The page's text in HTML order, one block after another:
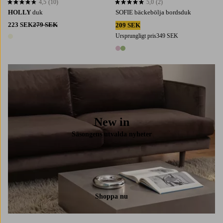
HOLLY duk
223 SEK279 SEK
4,5 baserat på 10 st betyg
4,5 (10)
SOFIE bäckebölja bordsduk
209 SEK
Ursprungligt pris349 SEK
2 färger
5,0 baserat på 2 st betyg
5,0 (2)
New in
Säsongens utvalda nyheter
Shoppa nu